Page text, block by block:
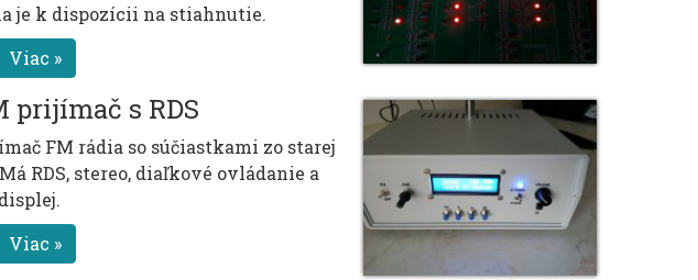
je k dispozícii na stiahnutie.
Viac »
prijímač s RDS
FM rádia so súčiastkami zo starej
RDS, stereo, diaľkové ovládanie a
Viac »